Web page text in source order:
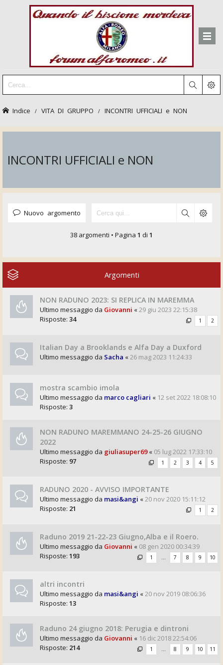
Indice VITA DI GRUPPO INCONTRI UFFICIALI e NON
INCONTRI UFFICIALI e NON
Nuovo argomento
38 argomenti • Pagina 1 di 1
Argomenti
NON RADUNO 2023: SI REPLICA IN MAREMMA
Ultimo messaggio da Giovanni «29 giu 2023 22:15:38
Risposte: 34 1 2
Italian Day a Brooklands e Alfa Day a Duxford
Ultimo messaggio da Sacha «26 mag 2023 11:24:33
mostra scambio imola
Ultimo messaggio da marco cagliari « 12 set 2022 18:08:10
Risposte: 3
NON RADUNO MAREMMANO 24-25-26 GIUGNO
2022
Ultimo messaggio da giuliasuper69« 05 lug 2022 17:33:10
Risposte: 97 1 2 3 4 5
RADUNO 2020 - AVVISO IMPORTANTE
Ultimo messaggio da masi&angi «20 nov 2020 15:11:12
Risposte: 21 1 2
Raduno 2019 21-22-23 Giugno,Alba e il Roero.
Ultimo messaggio da Giovanni « 08 gen 2020 00:34:39
Risposte: 193 1 … 7 8 9 10
altri incontri
Ultimo messaggio da masi&angi «20 nov 2019 08:06:36
Risposte: 13
Raduno 24 giugno 2018: Perugia e dintroni
Ultimo messaggio da Giovanni « 16 dic 2018 22:54:06
Risposte: 214 1 … 8 9 10 11